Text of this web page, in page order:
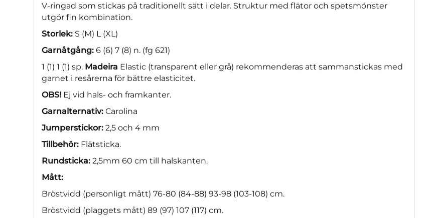
V-ringad som stickas på traditionellt sätt i delar. Struktur med flätor och spetsmönster
utgör fin kombination.
Storlek: S (M) L (XL)
Garnåtgång: 6 (6) 7 (8) n. (fg 621)
1 (1) 1 (1) sp. Madeira Elastic (transparent eller grå) rekommenderas att sammanstickas med
garnet i resårerna för bättre elasticitet.
OBS! Ej vid hals- och framkanter.
Garnalternativ: Carolina
Jumperstickor: 2,5 och 4 mm
Tillbehör: Flätsticka.
Rundsticka: 2,5mm 60 cm till halskanten.
Mått:
Bröstvidd (personligt mått) 76-80 (84-88) 93-98 (103-108) cm.
Bröstvidd (plaggets mått) 89 (97) 107 (117) cm.